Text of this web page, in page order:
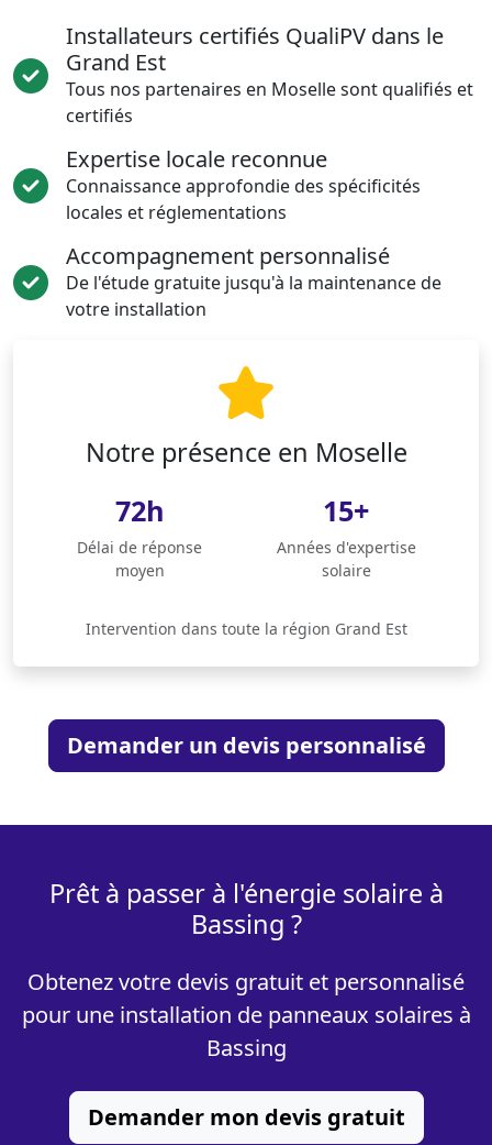
Installateurs certifiés QualiPV dans le
Grand Est
Tous nos partenaires en Moselle sont qualifiés et
certifiés
Expertise locale reconnue
Connaissance approfondie des spécificités
locales et réglementations
Accompagnement personnalisé
De l'étude gratuite jusqu'à la maintenance de
votre installation
Notre présence en Moselle
72h
Délai de réponse
moyen
15+
Années d'expertise
solaire
Intervention dans toute la région Grand Est
Demander un devis personnalisé
Prêt à passer à l'énergie solaire à
Bassing ?
Obtenez votre devis gratuit et personnalisé
pour une installation de panneaux solaires à
Bassing
Demander mon devis gratuit